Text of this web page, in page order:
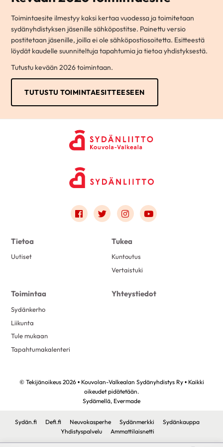
Toimintaesite ilmestyy kaksi kertaa vuodessa ja toimitetaan
sydänyhdistyksen jäsenille sähköpostitse. Painettu versio
postitetaan jäsenille, joilla ei ole sähköpostiosoitetta. Esitteestä
löydät kaudelle suunniteltuja tapahtumia ja tietoa yhdistyksestä.
Tutustu kevään 2026 toimintaan.
TUTUSTU TOIMINTAESITTEESEEN
Link to facebook
Link to twitter
Link to instagram
Link to youtube
Tietoa
Uutiset
Tukea
Kuntoutus
Vertaistuki
Toimintaa
Sydänkerho
Liikunta
Tule mukaan
Tapahtumakalenteri
Yhteystiedot
© Tekijänoikeus 2026 • Kouvolan-Valkealan Sydänyhdistys Ry • Kaikki
oikeudet pidätetään.
Sydämellä, Evermade
Sydän.fi Defi.fi Neuvokasperhe Sydänmerkki
Sydänkauppa
Yhdistyspalvelu
Ammattilaisnetti